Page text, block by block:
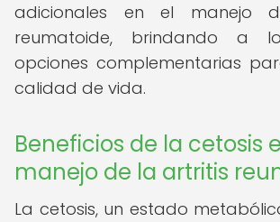
adicionales en el manejo
reumatoide, brindando a
opciones complementarias
calidad de vida.
Beneficios de la cetosis
manejo de la artritis
La cetosis, un estado